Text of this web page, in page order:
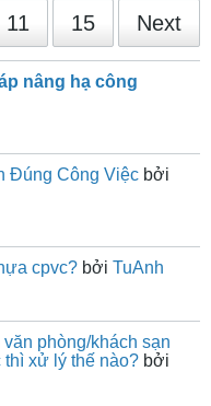
11 15 Next
nâng hạ công
Đúng Công Việc bởi
cpvc? bởi TuAnh
phòng/khách sạn
xử lý thế nào? bởi